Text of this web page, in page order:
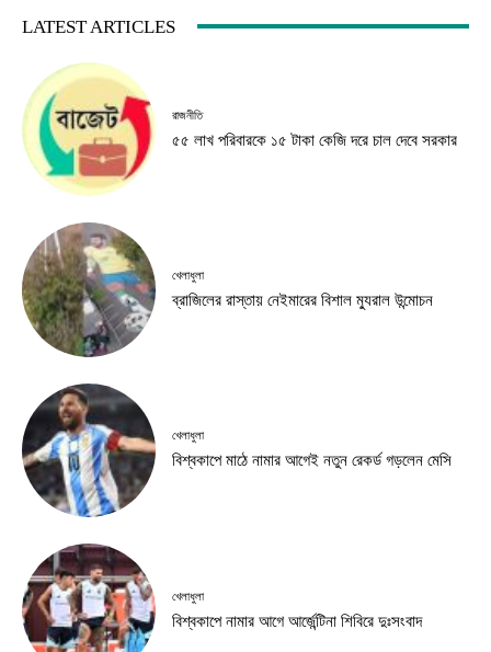
LATEST ARTICLES
রাজনীতি
৫৫ লাখ পরিবারকে ১৫ টাকা কেজি দরে চাল দেবে সরকার
খেলাধুলা
ব্রাজিলের রাস্তায় নেইমারের বিশাল ম্যুরাল উন্মোচন
খেলাধুলা
বিশ্বকাপে মাঠে নামার আগেই নতুন রেকর্ড গড়লেন মেসি
খেলাধুলা
বিশ্বকাপে নামার আগে আর্জেন্টিনা শিবিরে দুঃসংবাদ